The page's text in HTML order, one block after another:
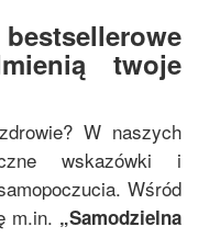
twoje
W naszych
wskazówki i
Wśród
m.in. „Samodzielna